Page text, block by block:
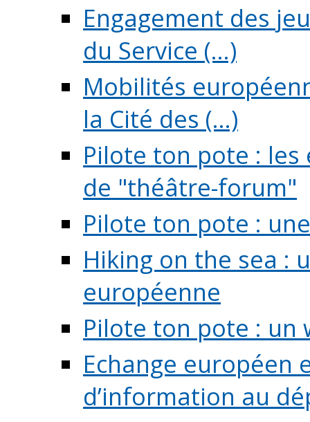
Engagement des
du Service (...)
Mobilités
la Cité des (...)
Pilote ton pote :
de "théâtre-forum"
Pilote ton pote :
Hiking on the sea :
européenne
Pilote ton pote : un
Echange européen
d’information au